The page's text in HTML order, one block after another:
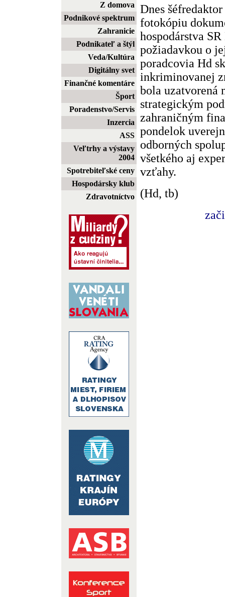
Z domova
Podnikové spektrum
Zahranicie
Podnikateľ a štýl
Veda/Kultúra
Digitálny svet
Finančné komentáre
Šport
Poradenstvo/Servis
Inzercia
ASS
Veľtrhy a výstavy
2004
Spotrebiteľské ceny
Hospodársky klub
Zdravotníctvo
Dnes
fotokópiu
hospodárstva
požiadavkou o
poradcovia Hd
inkriminovanej
bola uzatvorená
strategickým
zahraničným
pondelok
odborných
všetkého aj
vzťahy.
(Hd, tb)